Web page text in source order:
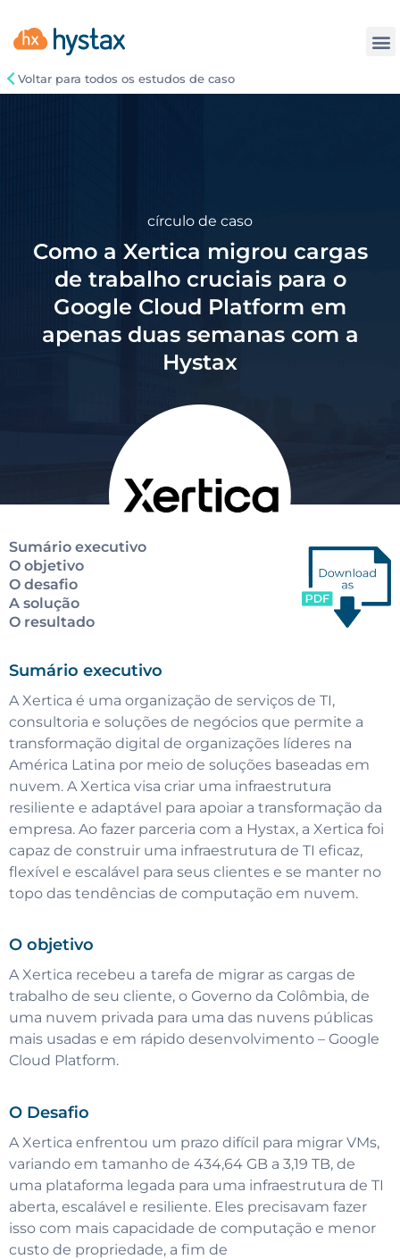
Voltar para todos os estudos de caso
círculo de caso
Como a Xertica migrou cargas
de trabalho cruciais para o
Google Cloud Platform em
apenas duas semanas com a
Hystax
Sumário executivo
O objetivo
O desafio
A solução
O resultado
Sumário executivo
A Xertica é uma organização de serviços de TI,
consultoria e soluções de negócios que permite a
transformação digital de organizações líderes na
América Latina por meio de soluções baseadas em
nuvem. A Xertica visa criar uma infraestrutura
resiliente e adaptável para apoiar a transformação da
empresa. Ao fazer parceria com a Hystax, a Xertica foi
capaz de construir uma infraestrutura de TI eficaz,
flexível e escalável para seus clientes e se manter no
topo das tendências de computação em nuvem.
O objetivo
A Xertica recebeu a tarefa de migrar as cargas de
trabalho de seu cliente, o Governo da Colômbia, de
uma nuvem privada para uma das nuvens públicas
mais usadas e em rápido desenvolvimento – Google
Cloud Platform.
O Desafio
A Xertica enfrentou um prazo difícil para migrar VMs,
variando em tamanho de 434,64 GB a 3,19 TB, de
uma plataforma legada para uma infraestrutura de TI
aberta, escalável e resiliente. Eles precisavam fazer
isso com mais capacidade de computação e menor
custo de propriedade, a fim de